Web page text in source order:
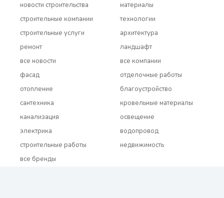
новости строительства
строительные компании
строительные услуги
ремонт
все новости
материалы
технологии
архитектура
ландшафт
все компании
фасад
отопление
сантехника
канализация
электрика
строительные работы
все бренды
отделочные работы
благоустройство
кровельные материалы
освещение
водопровод
недвижимость